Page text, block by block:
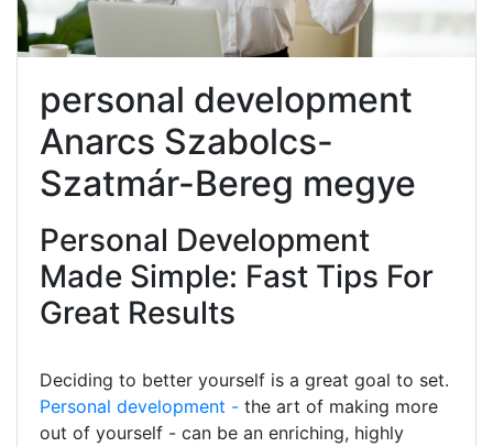
personal development
Anarcs Szabolcs-
Szatmár-Bereg megye
Personal Development
Made Simple: Fast Tips For
Great Results
Deciding to better yourself is a great goal to set.
Personal development - the art of making more
out of yourself - can be an enriching, highly